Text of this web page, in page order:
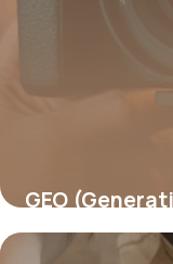
GEO
être cité par